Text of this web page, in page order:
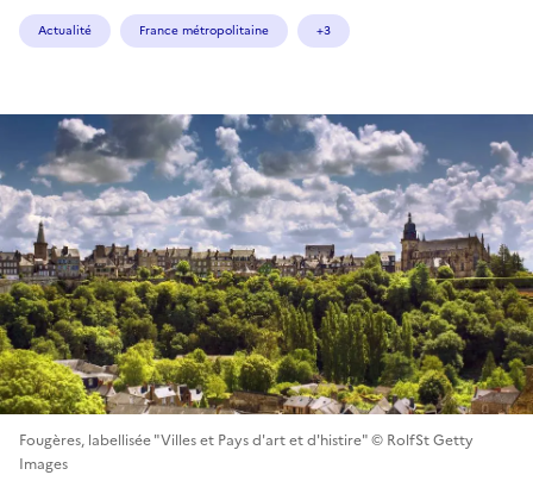
Actualité France métropolitaine +3
Fougères, labellisée "Villes et Pays d'art et d'histire" © RolfSt Getty
Images